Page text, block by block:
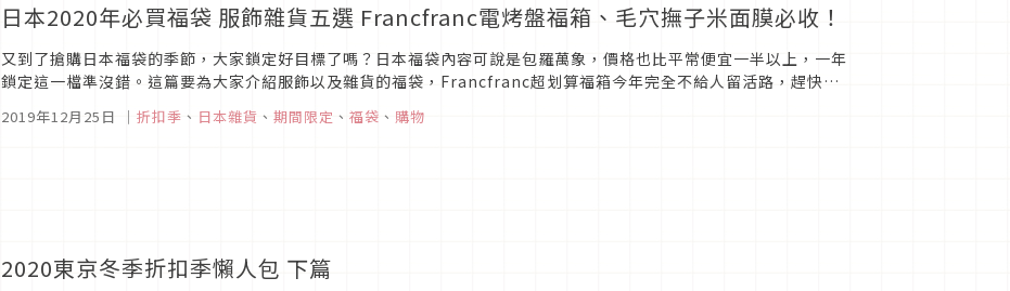
日本2020年必買福袋 服飾雜貨五選 Francfranc電烤盤福箱、毛穴撫子米面膜必收！
又到了搶購日本福袋的季節，大家鎖定好目標了嗎？日本福袋內容可說是包羅萬象，價格也比平常便宜一半以上，一年
鎖定這一檔準沒錯。這篇要為大家介紹服飾以及雜貨的福袋，Francfranc超划算福箱今年完全不給人留活路，趕快來
看看介紹！gelato pique 超舒適居家服飾福袋圖片來源日本超人氣的時尚居家服...
2019年12月25日 ｜ 折扣季 、 日本雜貨 、 期間限定 、 福袋 、 購物
2020東京冬季折扣季懶人包 下篇